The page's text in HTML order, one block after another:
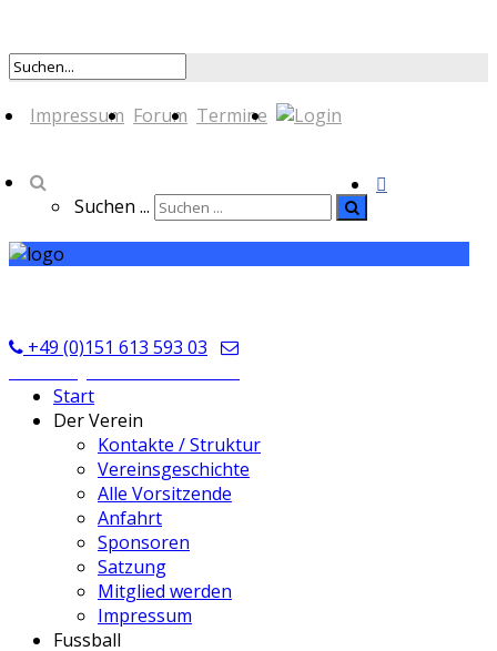
Impressum Forum Termine
Suchen ...
+49 (0)151 613 593 03
Start
Der Verein
Kontakte / Struktur
Vereinsgeschichte
Alle Vorsitzende
Anfahrt
Sponsoren
Satzung
Mitglied werden
Impressum
Fussball